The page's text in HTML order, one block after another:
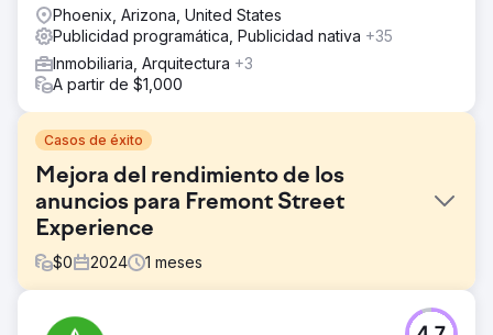
Phoenix, Arizona, United States
Publicidad programática, Publicidad nativa +35
Inmobiliaria, Arquitectura +3
A partir de $1,000
Casos de éxito
Mejora del rendimiento de los
anuncios para Fremont Street
Experience
$0 2024 1 meses
El reto